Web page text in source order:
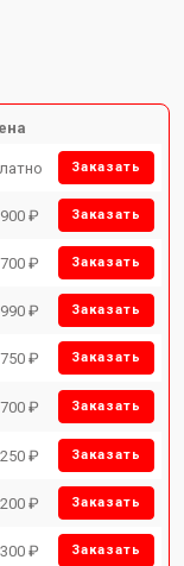
Заказать
₽ Заказать
₽ Заказать
₽ Заказать
₽ Заказать
₽ Заказать
₽ Заказать
₽ Заказать
₽ Заказать